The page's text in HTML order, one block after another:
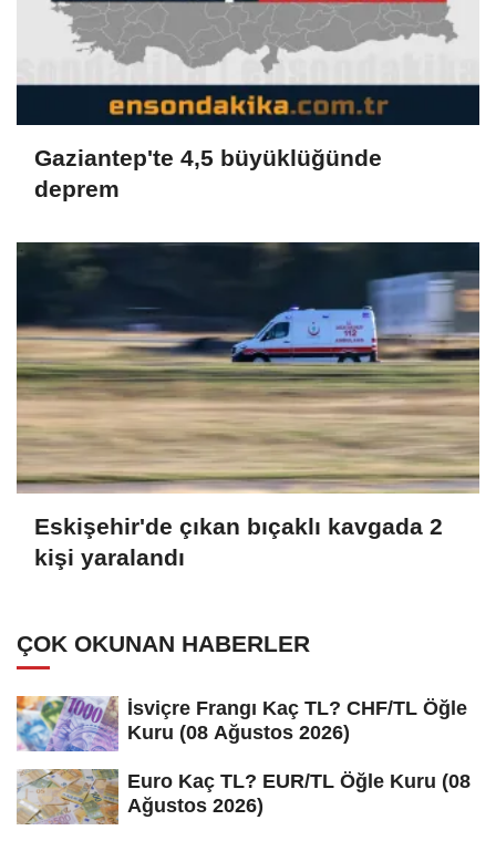
Gaziantep'te 4,5 büyüklüğünde
deprem
Eskişehir'de çıkan bıçaklı kavgada 2
kişi yaralandı
ÇOK OKUNAN HABERLER
İsviçre Frangı Kaç TL? CHF/TL Öğle
Kuru (08 Ağustos 2026)
Euro Kaç TL? EUR/TL Öğle Kuru (08
Ağustos 2026)